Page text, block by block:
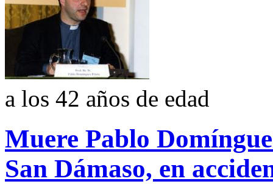
a los 42 años de edad
Muere Pablo
San Dámaso, en